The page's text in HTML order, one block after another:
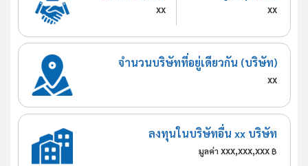
xx xx
จำนวนบริษัทที่อยู่เดียวกัน (บริษัท)
xx
ลงทุนในบริษัทอื่น xx บริษัท
มูลค่า xxx,xxx,xxx ฿